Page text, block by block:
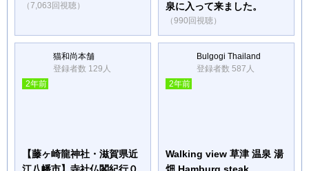
（7,063回視聴）
泉に入って来ました。
（990回視聴）
猫和尚本舗
登録者数 129人
2年前
【藤ヶ崎龍神社・滋賀県近
Bulgogi Thailand
登録者数 587人
2年前
Walking view 草津 温泉 湯